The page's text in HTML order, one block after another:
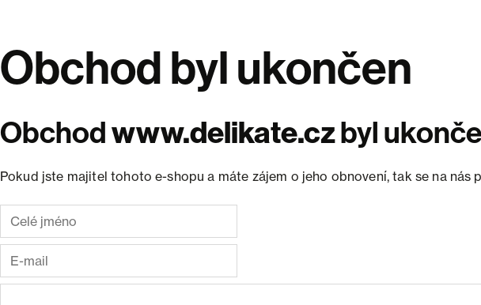
Obchod byl ukončen
Obchodwww.delikate.czbyl
Pokud jste majitel tohoto e-shopu a máte zájem o jeho obnovení, tak se na nás